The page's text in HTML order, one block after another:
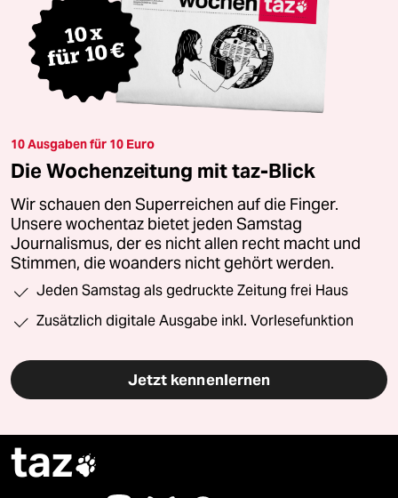
10 Ausgaben für 10 Euro
Die Wochenzeitung mit taz-Blick
Wir schauen den Superreichen auf die Finger.
Unsere wochentaz bietet jeden Samstag
Journalismus, der es nicht allen recht macht und
Stimmen, die woanders nicht gehört werden.
Jeden Samstag als gedruckte Zeitung frei Haus
Zusätzlich digitale Ausgabe inkl. Vorlesefunktion
Jetzt kennenlernen
taz